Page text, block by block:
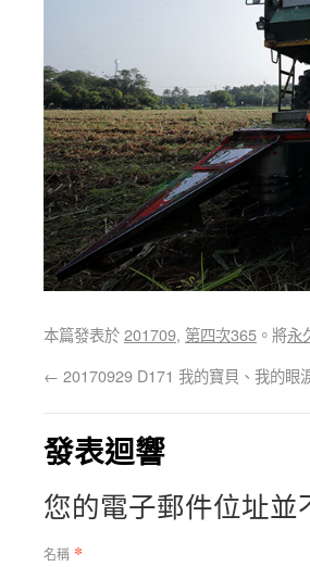
本篇發表於201709, 第四次365 。將永
← 20170929 D171 我的寶貝、我的眼
發表迴響
您的電子郵件位址
名稱 *